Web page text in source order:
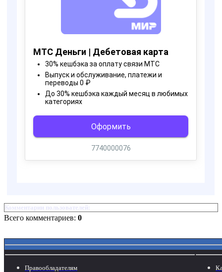
Комментарии пользователей:
Всего комментариев: 0
Правообладателям